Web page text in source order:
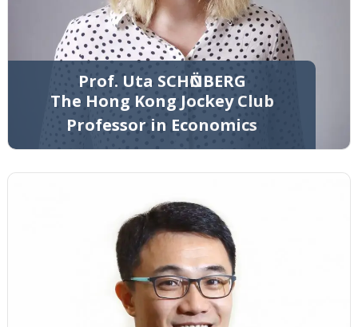
Prof. Uta SCHӦNBERG
The Hong Kong Jockey Club
Professor in Economics